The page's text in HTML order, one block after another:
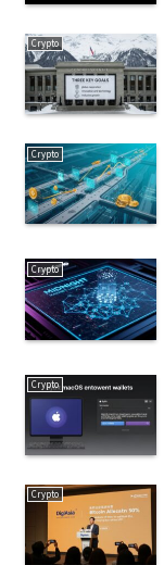
Crypto
Crypto
Crypto
Crypto
Crypto